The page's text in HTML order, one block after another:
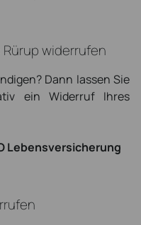
widerrufen
Dann lassen Sie
ein Widerruf Ihres
Lebensversicherung